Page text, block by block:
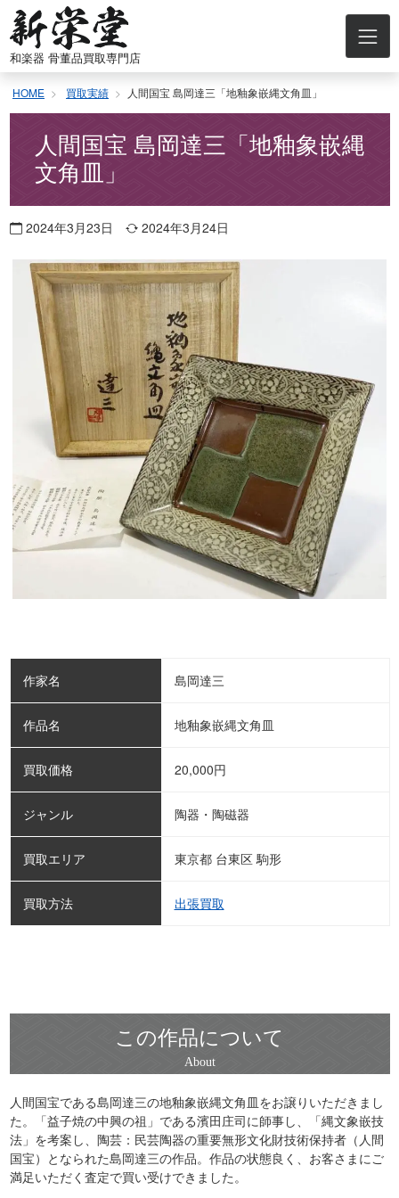
ン和楽器 骨董品買取専門店
HOME 買取実績 人間国宝 島岡達三「地釉象嵌縄文角皿」
人間国宝 島岡達三「地釉象嵌縄
文角皿」
2024年3月23日 2024年3月24日
作家名 島岡達三
作品名 地釉象嵌縄文角皿
買取価格 20,000円
ジャンル 陶器・陶磁器
買取エリア 東京都 台東区 駒形
買取方法 出張買取
この作品について
人間国宝である島岡達三の地釉象嵌縄文角皿をお譲りいただきまし
た。「益子焼の中興の祖」である濱田庄司に師事し、「縄文象嵌技
法」を考案し、陶芸：民芸陶器の重要無形文化財技術保持者（人間
国宝）となられた島岡達三の作品。作品の状態良く、お客さまにご
満足いただく査定で買い受けできました。